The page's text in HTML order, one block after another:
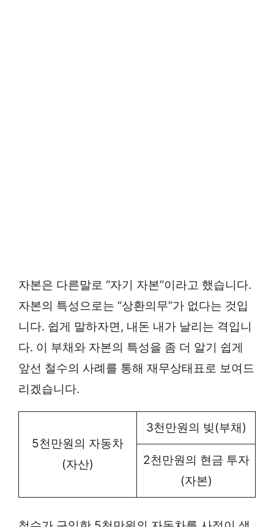
자본은 다른말로 “자기 자본”이라고 했습니다.
자본의 특성으로는 “상환의무”가 없다는 것입
니다. 쉽게 말하자면, 내돈 내가 날리는 격입니
다. 이 부채와 자본의 특성을 좀 더 알기 쉽게
앞선 철수의 사례를 통해 재무상태표로 보여드
리겠습니다.
5천만원의 자동차
(자산)
3천만원의 빚(부채)
2천만원의 현금 투자
(자본)